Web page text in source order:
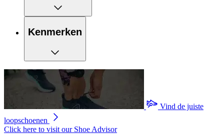
Kenmerken
Vind de juiste
loopschoenen
Click here to visit our Shoe Advisor